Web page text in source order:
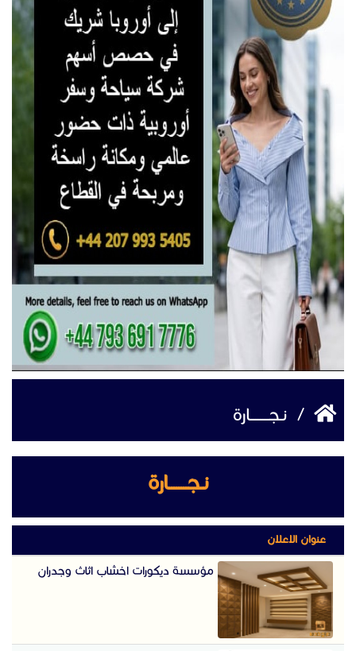
/ نـجــــــــارة
نـجــــــــارة
عنوان الاعلان
مؤسسة ديكورات اخشاب اثاث وجدران